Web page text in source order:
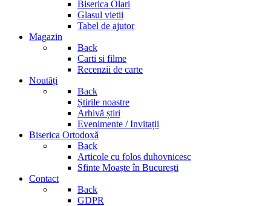
Biserica Olari
Glasul vietii
Tabel de ajutor
Magazin
Back
Carti si filme
Recenzii de carte
Noutăți
Back
Știrile noastre
Arhivă știri
Evenimente / Invitații
Biserica Ortodoxă
Back
Articole cu folos duhovnicesc
Sfinte Moaște în București
Contact
Back
GDPR